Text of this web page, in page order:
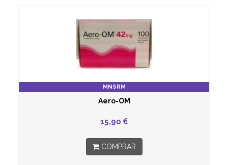
MNSRM
Aero-OM
15,90
COMPRAR